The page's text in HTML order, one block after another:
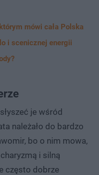
mówi cała Polska
i scenicznej energii
je wśród
należało do bardzo
bo o nim mowa,
i silną
często dobrze